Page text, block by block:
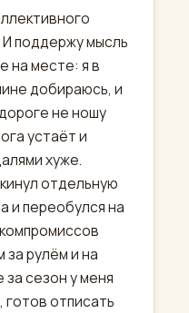
поддержу мысль
на месте: я в
добираюсь, и
не ношу
устаёт и
хуже.
отдельную
и переобулся на
рулём и на
за сезон у меня
отписать